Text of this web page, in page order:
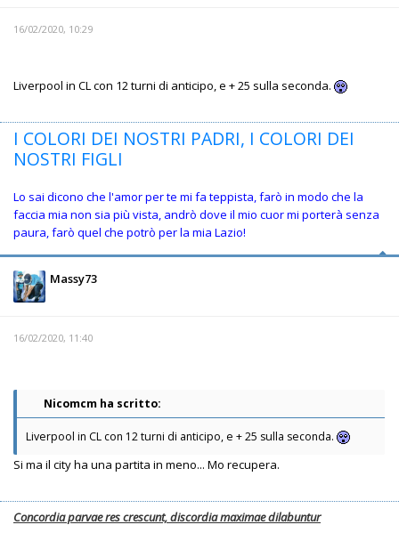
16/02/2020, 10:29
Liverpool in CL con 12 turni di anticipo, e + 25 sulla seconda.
I COLORI DEI NOSTRI PADRI, I COLORI DEI
NOSTRI FIGLI
Lo sai dicono che l'amor per te mi fa teppista, farò in modo che la
faccia mia non sia più vista, andrò dove il mio cuor mi porterà senza
paura, farò quel che potrò per la mia Lazio!
Massy73
16/02/2020, 11:40
Nicomcm ha scritto:
Liverpool in CL con 12 turni di anticipo, e + 25 sulla seconda.
Si ma il city ha una partita in meno... Mo recupera.
Concordia parvae res crescunt, discordia maximae dilabuntur